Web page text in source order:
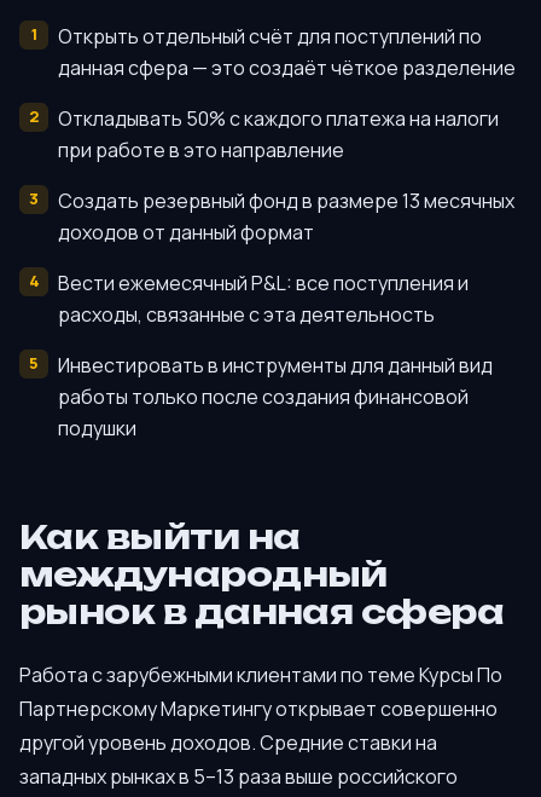
Открыть отдельный счёт для поступлений по
данная сфера — это создаёт чёткое разделение
Откладывать 50% с каждого платежа на налоги
при работе в это направление
Создать резервный фонд в размере 13 месячных
доходов от данный формат
Вести ежемесячный P&L: все поступления и
расходы, связанные с эта деятельность
Инвестировать в инструменты для данный вид
работы только после создания финансовой
подушки
Как выйти на
международный
рынок в данная сфера
Работа с зарубежными клиентами по теме Курсы По
Партнерскому Маркетингу открывает совершенно
другой уровень доходов. Средние ставки на
западных рынках в 5–13 раза выше российского